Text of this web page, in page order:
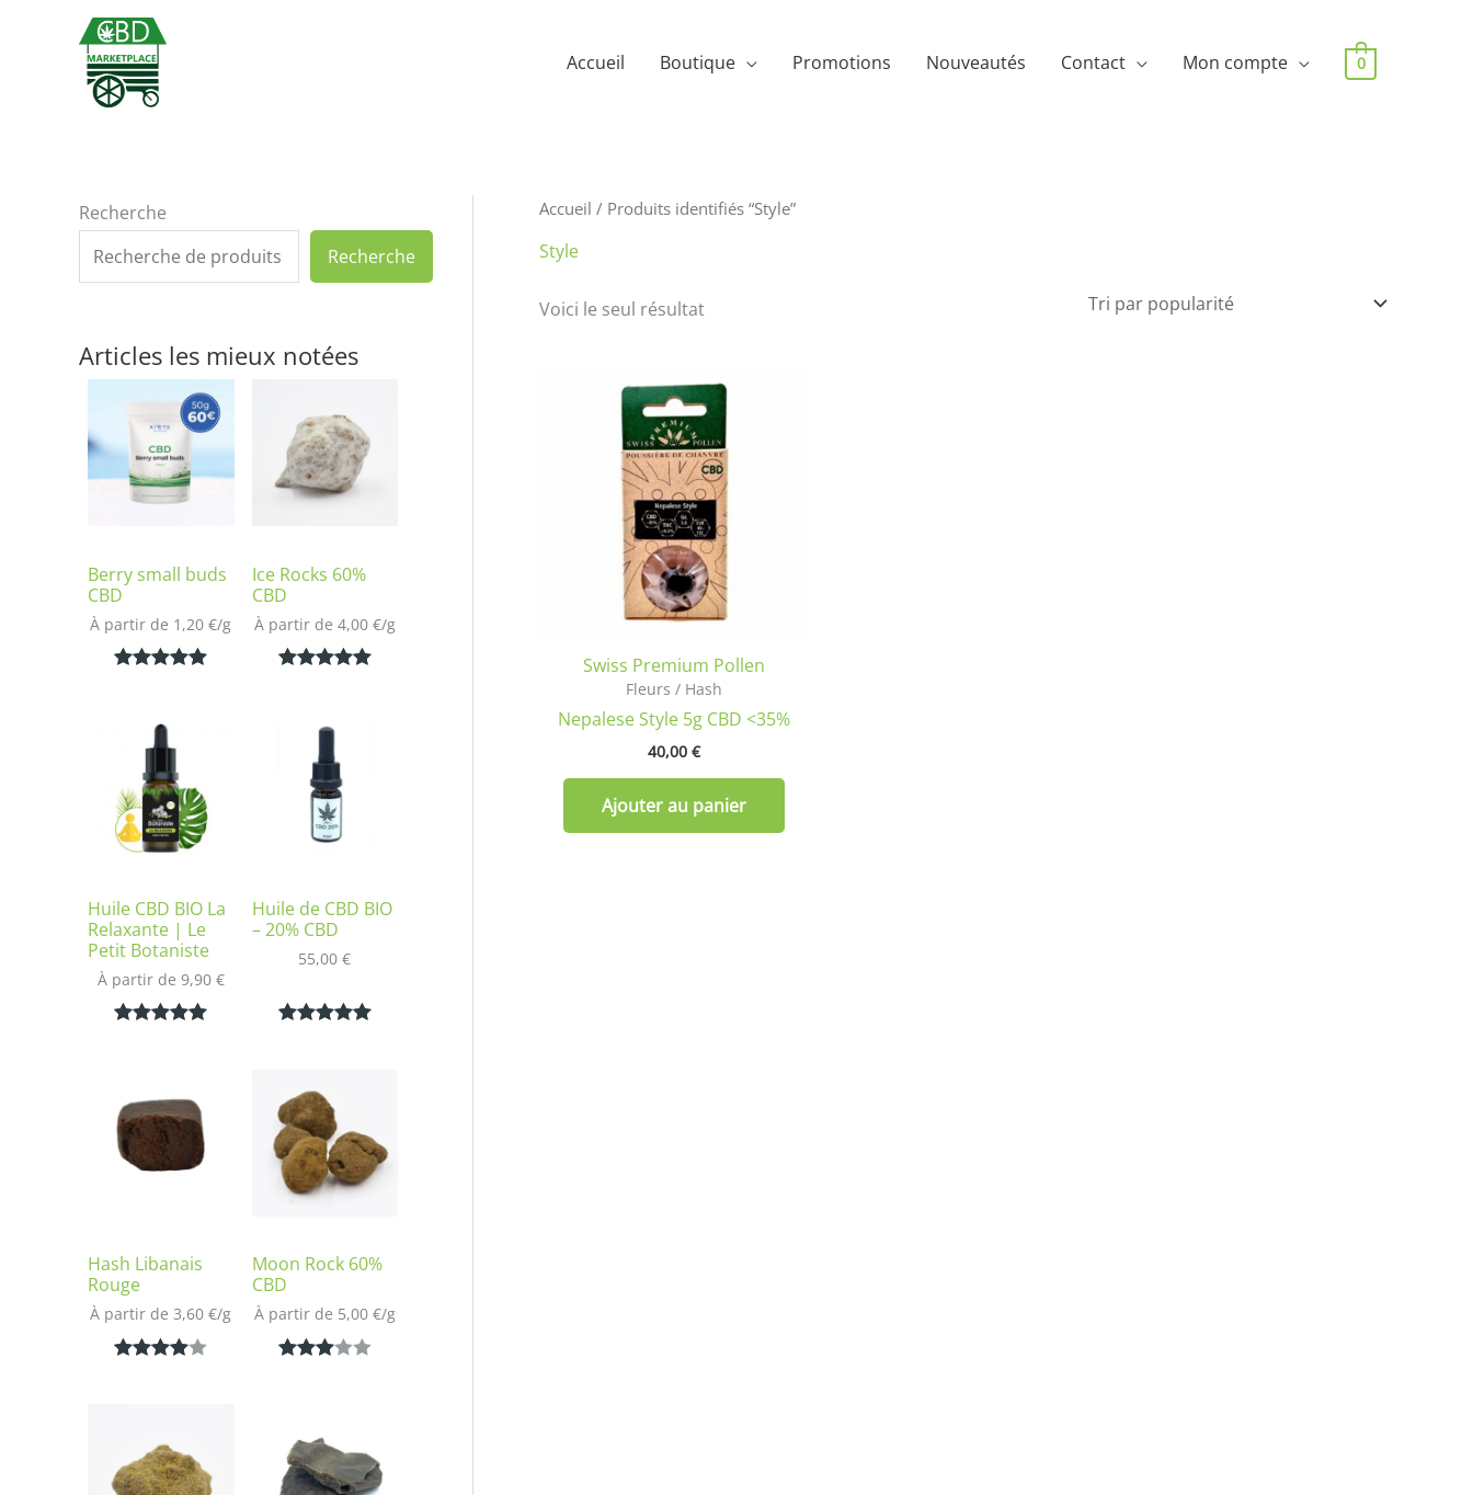
Accueil Boutique Promotions Nouveautés Contact Mon compte 0
Recherche
Recherche
Articles les mieux notées
Berry small buds
CBD
À partir de 1,20€/g
basé sur
client
Ice Rocks 60%
CBD
À partir de 4,00 €/g
basé sur
notation
client
Huile CBD BIO La
Relaxante | Le
Petit Botaniste
À partir de 9,90 €
notation
client
Huile de CBD BIO
– 20% CBD
55,00€
basé sur
notation
client
Hash Libanais
Rouge
À partir de 3,60€/g
sur
notation
Moon Rock 60%
CBD
À partir de 5,00 €/g
basé
sur
Accueil / Produits identifiés “Style”
Style
Voici le seul résultat
Swiss Premium Pollen
Fleurs / Hash
Nepalese Style 5g CBD <35%
40,00 €
Ajouter au panier